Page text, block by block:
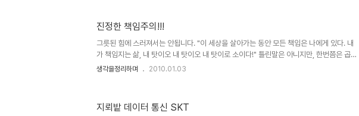
일의 가장 큰 공통된 문제인식 중 하나는 메모리 부족일 겁니다. MS가 데스크탑에서의 메
모리 문제는 결국 양으로 승부를 걸고, 제조사들이 따라와주면서 그만큼 효과를 보았지만,..
진정한 책임주의!!!
그릇된 힘에 스러져서는 안됩니다. "이 세상을 살아가는 동안 모든 책임은 나에게 있다. 내
가 책임지는 삶, 내 탓이오 내 탓이오 내 탓이로 소이다!" 틀린말은 아니지만, 한번쯤은 곱씹
어 봐야할 말이라고 생각했습니다. ▲ 故 김수환 추기경님의 내 탓이오 캠페인 활동 모습,
시대와 식민시대, 그리고 독재를 거치며 모든 조건을 지닌자들의 이루기 쉬운 성취들은 그
생각을정리하며 2010.01.03
지뢰밭 데이터 통신 SKT